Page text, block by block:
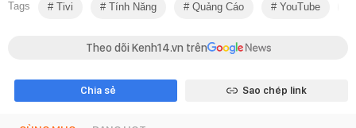
Tags Tivi Tính Năng Quảng Cáo YouTube
Theo dõi Kenh14.vn trên
Chia sẻ Sao chép link